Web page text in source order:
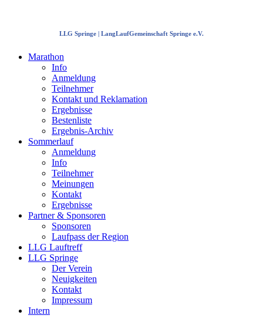
LLG Springe | LangLaufGemeinschaft Springe e.V.
Marathon
Info
Anmeldung
Teilnehmer
Kontakt und Reklamation
Ergebnisse
Bestenliste
Ergebnis-Archiv
Sommerlauf
Anmeldung
Info
Teilnehmer
Meinungen
Kontakt
Ergebnisse
Partner & Sponsoren
Sponsoren
Laufpass der Region
LLG Lauftreff
LLG Springe
Der Verein
Neuigkeiten
Kontakt
Impressum
Intern